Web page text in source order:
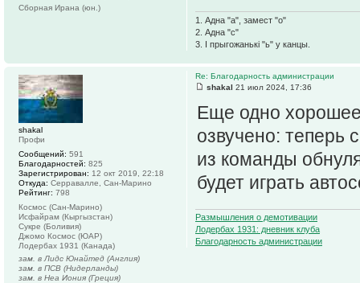
1. Адна "а", замест "о"
2. Адна "с"
3. І прыгожанькі "ь" у канцы.
Сборная Ирана (юн.)
Re: Благодарность администрации
shakal 21 июл 2024, 17:36
Еще одно хорошее
озвучено: теперь
из команды
будет играть
Размышления о демотивации
Лодербах 1931: дневник клуба
Благодарность администрации
shakal
Профи
Сообщений: 591
Благодарностей: 825
Зарегистрирован: 12 окт 2019, 22:18
Откуда: Серравалле, Сан-Марино
Рейтинг: 798
Космос (Сан-Марино)
Исфайрам (Кыргызстан)
Сукре (Боливия)
Джомо Космос (ЮАР)
Лодербах 1931 (Канада)
зам. в Лидс Юнайтед (Англия)
зам. в ПСВ (Нидерланды)
зам. в Неа Иония (Греция)